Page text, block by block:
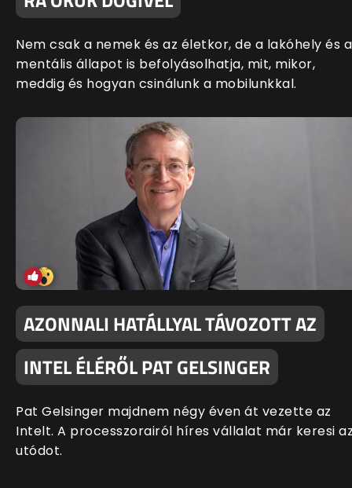
Nem csak a nemek és az életkor, de a lakóhely és a
mentális állapot is befolyásolhatja, mit, mikor,
meddig és hogyan csinálunk a mobilunkkal.
AZONNALI HATÁLLYAL TÁVOZOTT AZ
INTEL ÉLÉRŐL PAT GELSINGER
Pat Gelsinger majdnem négy éven át vezette az
Intelt. A processzorairól híres vállalat már keresi
utódot.